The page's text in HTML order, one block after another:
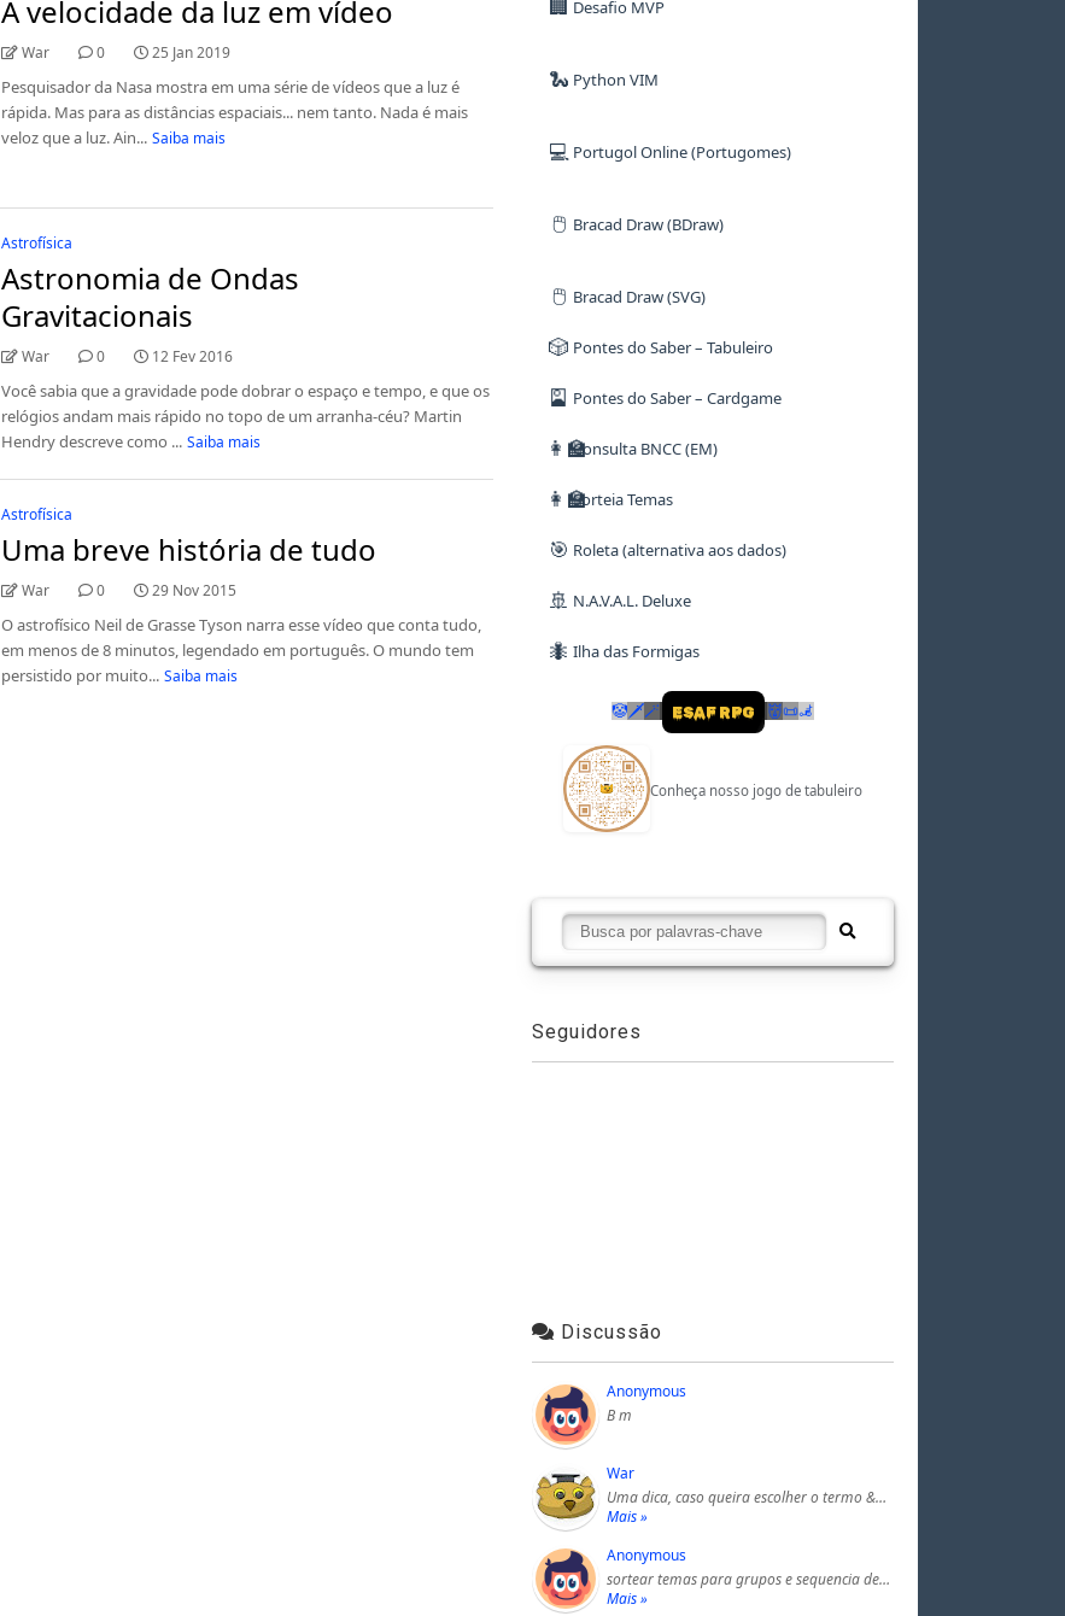
A velocidade da luz em vídeo
War 0 25 Jan 2019
Pesquisador da Nasa mostra em uma série de vídeos que a luz é
rápida. Mas para as distâncias espaciais... nem tanto. Nada é mais
veloz que a luz. Ain... Saiba mais
Astrofísica
Astronomia de Ondas
Gravitacionais
War 0 12 Fev 2016
Você sabia que a gravidade pode dobrar o espaço e tempo, e que os
relógios andam mais rápido no topo de um arranha-céu? Martin
Hendry descreve como ... Saiba mais
Astrofísica
Uma breve história de tudo
War 0 29 Nov 2015
O astrofísico Neil de Grasse Tyson narra esse vídeo que conta tudo,
em menos de 8 minutos, legendado em português. O mundo tem
persistido por muito... Saiba mais
🏢 Desafio MVP
🐍 Python VIM
💻 Portugol Online (Portugomes)
🖱️ Bracad Draw (BDraw)
🖱️ Bracad Draw (SVG)
🎲 Pontes do Saber – Tabuleiro
🎴 Pontes do Saber – Cardgame
👩‍🏫Consulta BNCC (EM)
👩‍🏫Sorteia Temas
🎯 Roleta (alternativa aos dados)
🚢 N.A.V.A.L. Deluxe
🐜 Ilha das Formigas
🤡🗡🪄 ESAF RPG 👹📜🦼
Conheça nosso jogo de tabuleiro
Seguidores
Discussão
Anonymous
B m
War
Uma dica, caso queira escolher o termo &…
Mais »
Anonymous
sortear temas para grupos e sequencia de…
Mais »